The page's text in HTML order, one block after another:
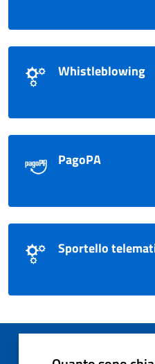
Whistleblowing
PagoPA
Sportello